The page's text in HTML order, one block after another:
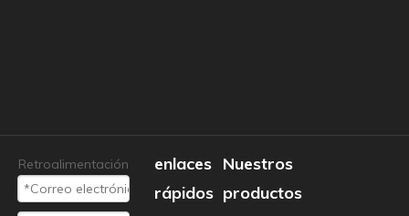
Retroalimentación
enlaces
rápidos
Nuestros
productos